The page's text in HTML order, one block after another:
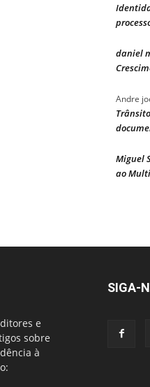
daniel
Andre
Miguel
ao
e
sobre
à
SIGA-